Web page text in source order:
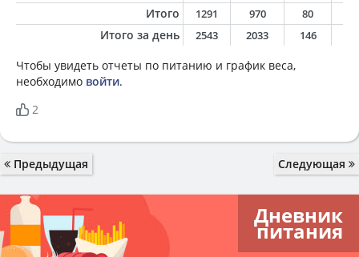
Итого
1291 970 80
Итого за день 2543 2033 146
Чтобы увидеть отчеты по питанию и график веса,
необходимо войти.
2
Предыдущая Следующая
Дневник
питания